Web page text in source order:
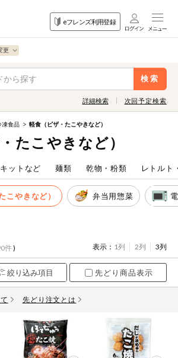
eフレンズ利用登録
検索
目的
から探す
果物すべて
詳細検索
ださい。全項目に条件を指定しなくて
て含む
次回予定検索
凍食品 軽食（ピザ・たこやきなど）
たこやきなど）
ットなど 麺類 乾物・粉類 レトルト
こやきなど） 弁当用惣菜
件) 表示： 1列 2列 3列
先どり商品表示
先どり注文とは